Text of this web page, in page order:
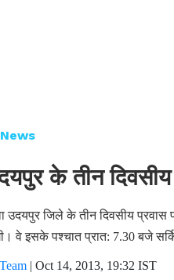
के तीन
उदयपुर जिले के तीन दिवसीय
वे इसके पश्चात प्रात: 7.30 बजे
| Oct 14, 2013, 19:32 IST